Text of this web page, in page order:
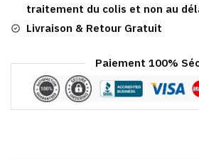
traitement du colis et non au
Livraison & Retour Gratuit
Paiement 100%